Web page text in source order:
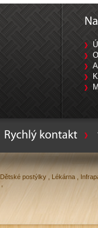
Dětské postýlky Lékárna